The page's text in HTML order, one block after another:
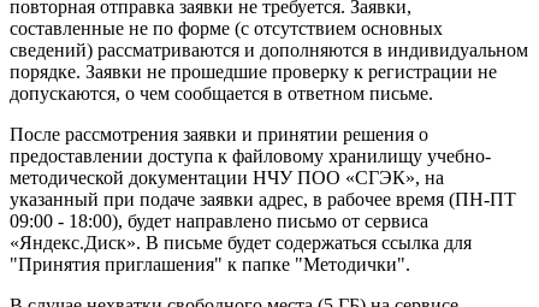
повторная отправка заявки не требуется. Заявки,
составленные не по форме (с отсутствием основных
сведений) рассматриваются и дополняются в индивидуальном
порядке. Заявки не прошедшие проверку к регистрации не
допускаются, о чем сообщается в ответном письме.
После рассмотрения заявки и принятии решения о
предоставлении доступа к файловому хранилищу учебно-
методической документации НЧУ ПОО «СГЭК», на
указанный при подаче заявки адрес, в рабочее время (ПН-ПТ
09:00 - 18:00), будет направлено письмо от сервиса
«Яндекс.Диск». В письме будет содержаться ссылка для
"Принятия приглашения" к папке "Методички".